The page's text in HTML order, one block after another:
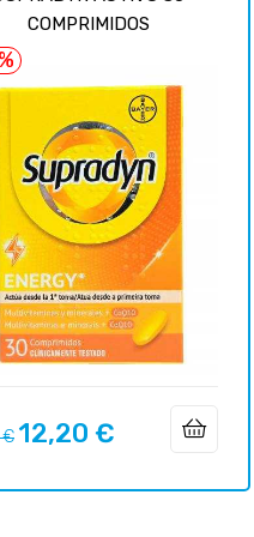
COMPRIMIDOS
€ Prix
12,20 €